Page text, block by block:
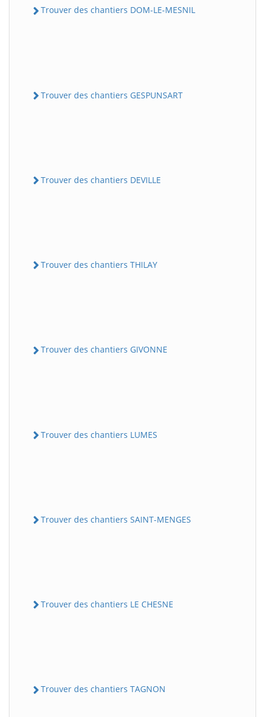
Trouver des chantiers DOM-LE-MESNIL
Trouver des chantiers GESPUNSART
Trouver des chantiers DEVILLE
Trouver des chantiers THILAY
Trouver des chantiers GIVONNE
Trouver des chantiers LUMES
Trouver des chantiers SAINT-MENGES
Trouver des chantiers LE CHESNE
Trouver des chantiers TAGNON